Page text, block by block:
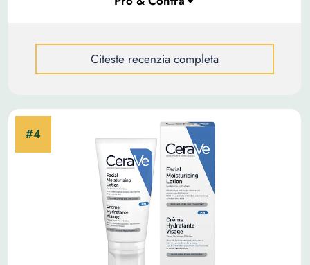
Citeste recenzia completa